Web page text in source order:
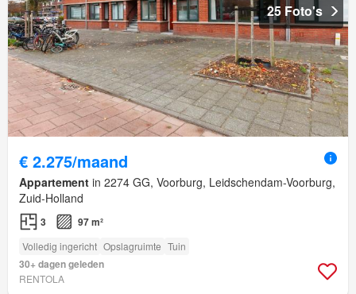
25 Foto's
€ 2.275/maand
Appartement in 2274 GG, Voorburg, Leidschendam-Voorburg,
Zuid-Holland
3 97 m²
Volledig ingericht Opslagruimte Tuin
30+ dagen geleden
RENTOLA